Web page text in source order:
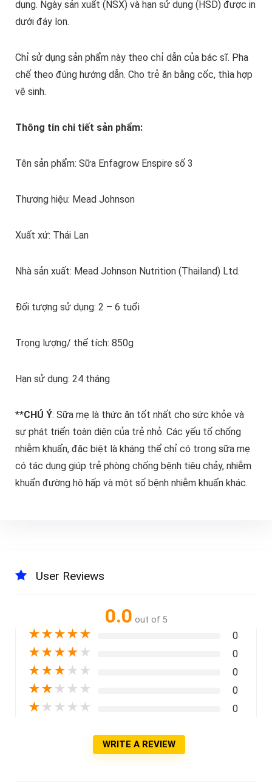
dụng. Ngày sản xuất (NSX) và hạn sử dụng (HSD) được in
dưới đáy lon.
Chỉ sử dụng sản phẩm này theo chỉ dẫn của bác sĩ. Pha
chế theo đúng hướng dẫn. Cho trẻ ăn bằng cốc, thìa hợp
vệ sinh.
Thông tin chi tiết sản phẩm:
Tên sản phẩm: Sữa Enfagrow Enspire số 3
Thương hiệu: Mead Johnson
Xuất xứ: Thái Lan
Nhà sản xuất: Mead Johnson Nutrition (Thailand) Ltd.
Đối tượng sử dụng: 2 – 6 tuổi
Trọng lượng/ thể tích: 850g
Hạn sử dụng: 24 tháng
**CHÚ Ý: Sữa mẹ là thức ăn tốt nhất cho sức khỏe và
sự phát triển toàn diện của trẻ nhỏ. Các yếu tố chống
nhiễm khuẩn, đặc biệt là kháng thể chỉ có trong sữa mẹ
có tác dụng giúp trẻ phòng chống bệnh tiêu chảy, nhiễm
khuẩn đường hô hấp và một số bệnh nhiễm khuẩn khác.
User Reviews
0.0 out of 5
★★★★★ 0
★★★★ ★ 0
★★★ ★ ★ 0
★★ ★ ★ ★ 0
★ ★ ★ ★ ★ 0
WRITE A REVIEW